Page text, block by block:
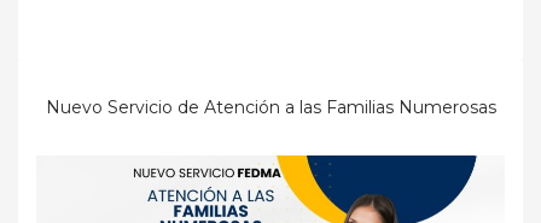
Nuevo Servicio de Atención a las Familias Numerosas